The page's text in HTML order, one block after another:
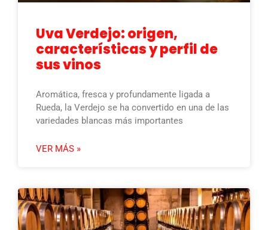
Uva Verdejo: origen,
características y perfil de
sus vinos
Aromática, fresca y profundamente ligada a
Rueda, la Verdejo se ha convertido en una de las
variedades blancas más importantes
VER MÁS »